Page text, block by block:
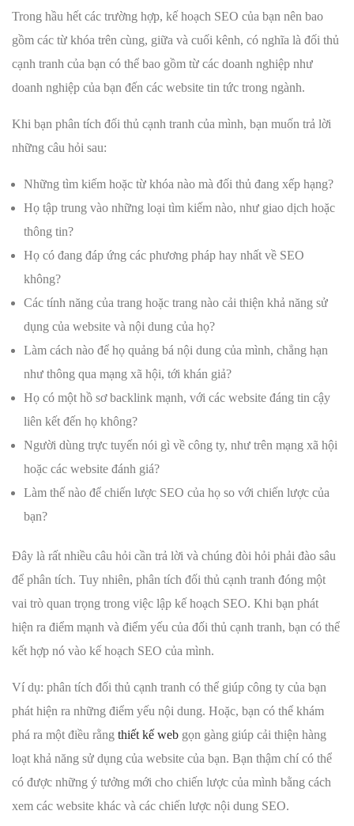
Trong hầu hết các trường hợp, kế hoạch SEO của bạn nên bao
gồm các từ khóa trên cùng, giữa và cuối kênh, có nghĩa là đối thủ
cạnh tranh của bạn có thể bao gồm từ các doanh nghiệp như
doanh nghiệp của bạn đến các website tin tức trong ngành.
Khi bạn phân tích đối thủ cạnh tranh của mình, bạn muốn trả lời
những câu hỏi sau:
Những tìm kiếm hoặc từ khóa nào mà đối thủ đang xếp hạng?
Họ tập trung vào những loại tìm kiếm nào, như giao dịch hoặc
thông tin?
Họ có đang đáp ứng các phương pháp hay nhất về SEO
không?
Các tính năng của trang hoặc trang nào cải thiện khả năng sử
dụng của website và nội dung của họ?
Làm cách nào để họ quảng bá nội dung của mình, chẳng hạn
như thông qua mạng xã hội, tới khán giả?
Họ có một hồ sơ backlink mạnh, với các website đáng tin cậy
liên kết đến họ không?
Người dùng trực tuyến nói gì về công ty, như trên mạng xã hội
hoặc các website đánh giá?
Làm thế nào để chiến lược SEO của họ so với chiến lược của
bạn?
Đây là rất nhiều câu hỏi cần trả lời và chúng đòi hỏi phải đào sâu
để phân tích. Tuy nhiên, phân tích đối thủ cạnh tranh đóng một
vai trò quan trọng trong việc lập kế hoạch SEO. Khi bạn phát
hiện ra điểm mạnh và điểm yếu của đối thủ cạnh tranh, bạn có thể
kết hợp nó vào kế hoạch SEO của mình.
Ví dụ: phân tích đối thủ cạnh tranh có thể giúp công ty của bạn
phát hiện ra những điểm yếu nội dung. Hoặc, bạn có thể khám
phá ra một điều rằng thiết kế web gọn gàng giúp cải thiện hàng
loạt khả năng sử dụng của website của bạn. Bạn thậm chí có thể
có được những ý tưởng mới cho chiến lược của mình bằng cách
xem các website khác và các chiến lược nội dung SEO.